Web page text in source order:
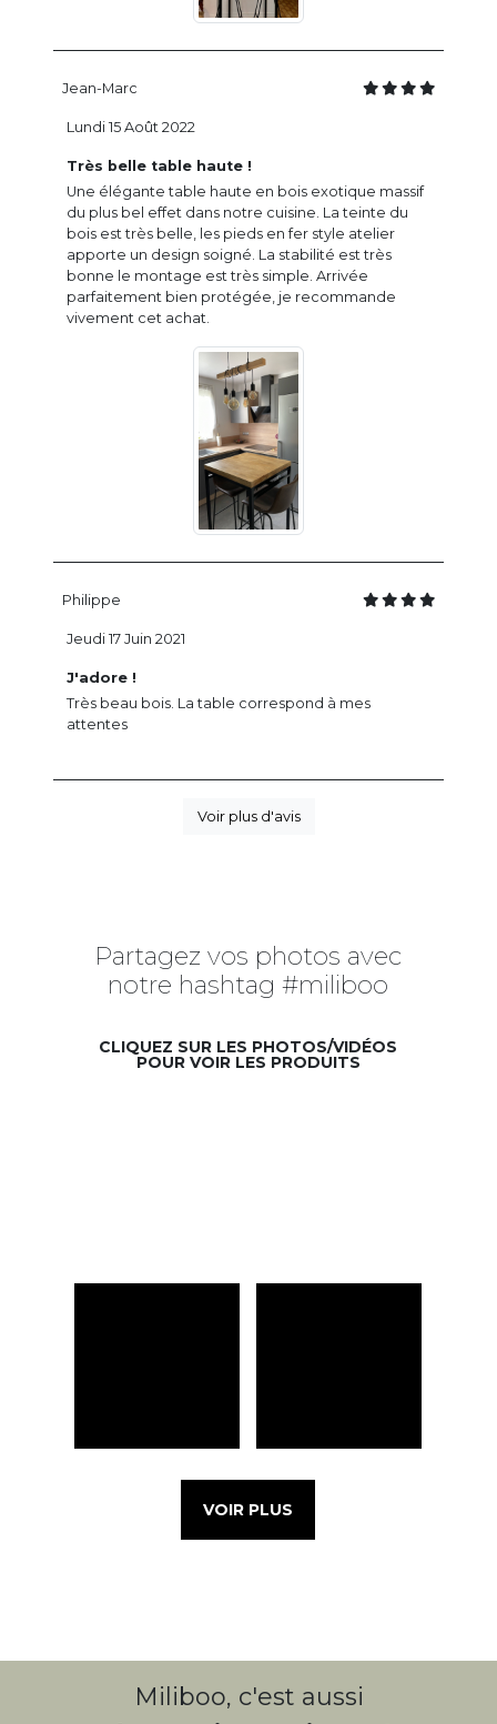
Jean-Marc
Très belle table haute !
Une élégante table haute en bois exotique massif
du plus bel effet dans notre cuisine. La teinte du
bois est très belle, les pieds en fer style atelier
apporte un design soigné. La stabilité est très
bonne le montage est très simple. Arrivée
parfaitement bien protégée, je recommande
vivement cet achat.
Lundi 15 Août 2022
Philippe
J'adore !
Très beau bois. La table correspond à mes
attentes
Jeudi 17 Juin 2021
Voir plus d'avis
Partagez vos photos avec
notre hashtag #miliboo
CLIQUEZ SUR LES PHOTOS/VIDÉOS
POUR VOIR LES PRODUITS
VOIR PLUS
Miliboo, c'est aussi